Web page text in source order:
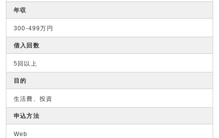
年収
300-499万円
借入回数
5回以上
目的
生活費、投資
申込方法
Web